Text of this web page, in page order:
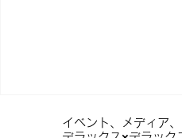
イベント、メディア